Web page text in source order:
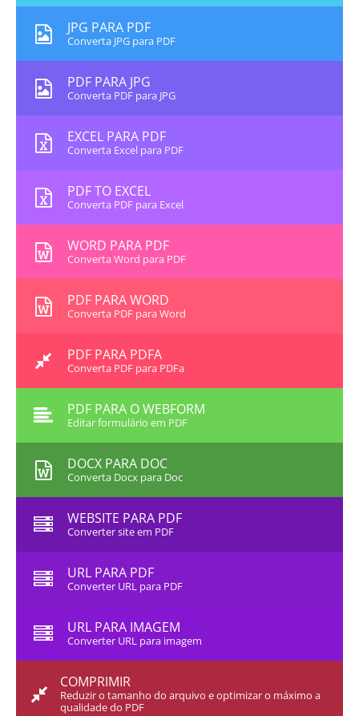
JPG PARA PDF
Converta JPG para PDF
PDF PARA JPG
Converta PDF para JPG
EXCEL PARA PDF
Converta Excel para PDF
PDF TO EXCEL
Converta PDF para Excel
WORD PARA PDF
Converta Word para PDF
PDF PARA WORD
Converta PDF para Word
PDF PARA PDFA
Converta PDF para PDFa
PDF PARA O WEBFORM
Editar formulário em PDF
DOCX PARA DOC
Converta Docx para Doc
WEBSITE PARA PDF
Converter site em PDF
URL PARA PDF
Converter URL para PDF
URL PARA IMAGEM
Converter URL para imagem
COMPRIMIR
Reduzir o tamanho do arquivo e optimizar o máximo a
qualidade do PDF